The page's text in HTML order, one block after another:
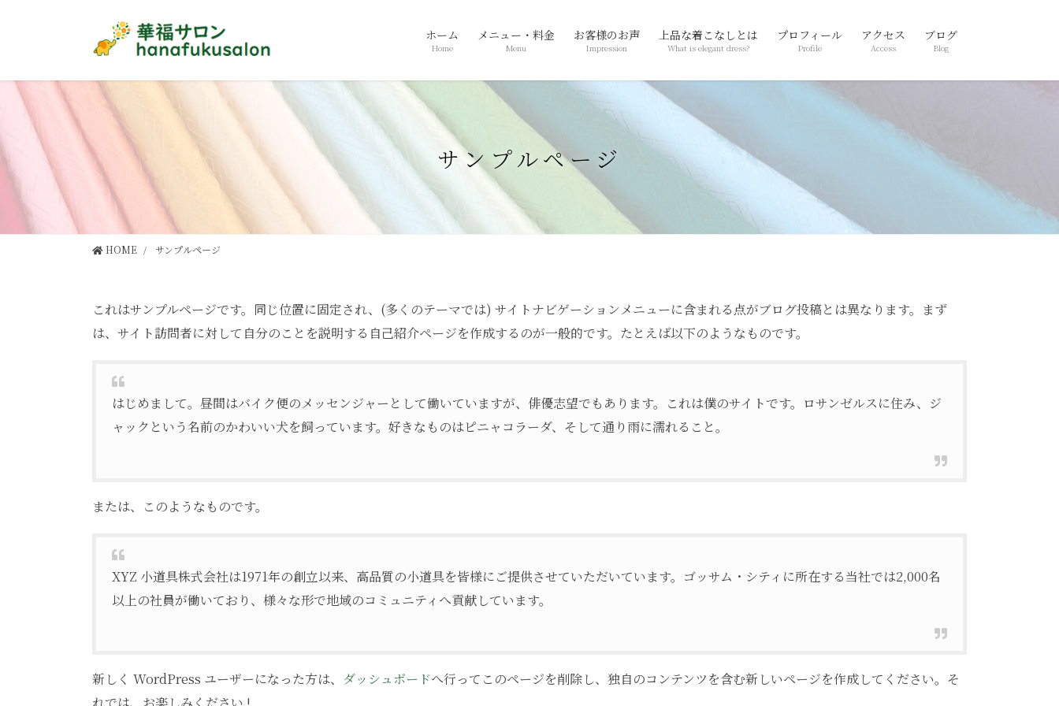
ツ
動
シ
に
移
ホーム
Home
メニュー・料金
Menu
お客様のお声
Impression
上品な着こなしとは
What is elegant dress?
プロフィール
Profile
アクセス
Access
ブログ
Blog
サンプルページ
HOME サンプルページ
これはサンプルページです。同じ位置に固定され、(多くのテーマでは) サイトナビゲーションメニューに含まれる点がブログ投稿とは異なります。まず
は、サイト訪問者に対して自分のことを説明する自己紹介ページを作成するのが一般的です。たとえば以下のようなものです。
はじめまして。昼間はバイク便のメッセンジャーとして働いていますが、俳優志望でもあります。これは僕のサイトです。ロサンゼルスに住み、ジ
ャックという名前のかわいい犬を飼っています。好きなものはピニャコラーダ、そして通り雨に濡れること。
または、このようなものです。
XYZ 小道具株式会社は1971年の創立以来、高品質の小道具を皆様にご提供させていただいています。ゴッサム・シティに所在する当社では2,000名
以上の社員が働いており、様々な形で地域のコミュニティへ貢献しています。
新しく WordPress ユーザーになった方は、 ダッシュボードへ行ってこのページを削除し、独自のコンテンツを含む新しいページを作成してください。そ